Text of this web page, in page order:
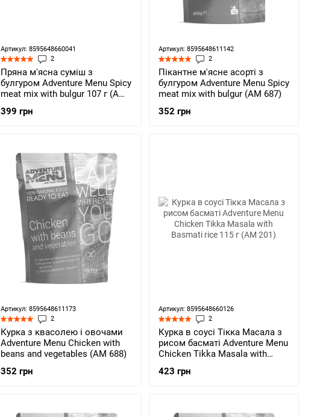
Артикул: 8595648660041
2
Пряна м'ясна суміш з
булгуром Adventure Menu Spicy
meat mix with bulgur 107 г (AM
399 грн
Артикул: 8595648611142
2
Пікантне м'ясне асорті з
булгуром Adventure Menu Spicy
meat mix with bulgur (AM 687)
352 грн
Артикул: 8595648611173
2
Курка з квасолею і овочами
Adventure Menu Chicken with
beans and vegetables (AM 688)
352 грн
Артикул: 8595648660126
2
Курка в соусі Тікка Масала з
рисом басматі Adventure Menu
Chicken Tikka Masala with
423 грн